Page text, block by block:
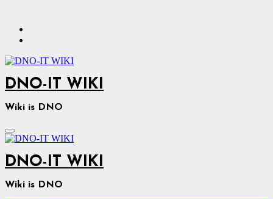
содержимому
DNO-IT WIKI
Wiki is DNO
DNO-IT WIKI
Wiki is DNO